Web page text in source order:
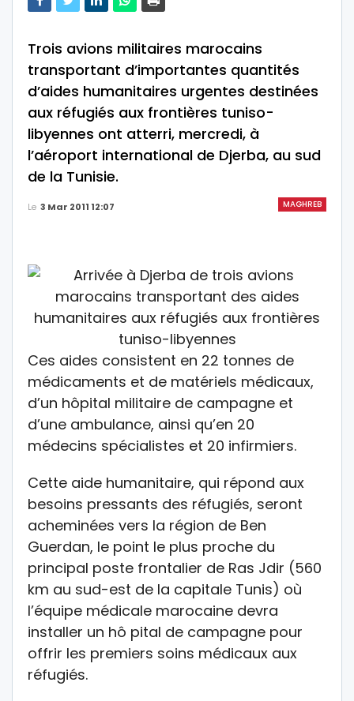
Trois avions militaires marocains
transportant d’importantes quantités
d’aides humanitaires urgentes destinées
aux réfugiés aux frontières tuniso-
libyennes ont atterri, mercredi, à
l’aéroport international de Djerba, au sud
de la Tunisie.
MAGHREB
Le 3 Mar 2011 12:07
Ces aides consistent en 22 tonnes de
médicaments et de matériels médicaux,
d’un hôpital militaire de campagne et
d’une ambulance, ainsi qu’en 20
médecins spécialistes et 20 infirmiers.
Cette aide humanitaire, qui répond aux
besoins pressants des réfugiés, seront
acheminées vers la région de Ben
Guerdan, le point le plus proche du
principal poste frontalier de Ras Jdir (560
km au sud-est de la capitale Tunis) où
l’équipe médicale marocaine devra
installer un hô pital de campagne pour
offrir les premiers soins médicaux aux
réfugiés.